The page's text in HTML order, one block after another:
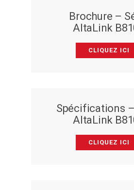
Brochure –
AltaLink
CLIQUEZ ICI
Spécifications
AltaLink
CLIQUEZ ICI